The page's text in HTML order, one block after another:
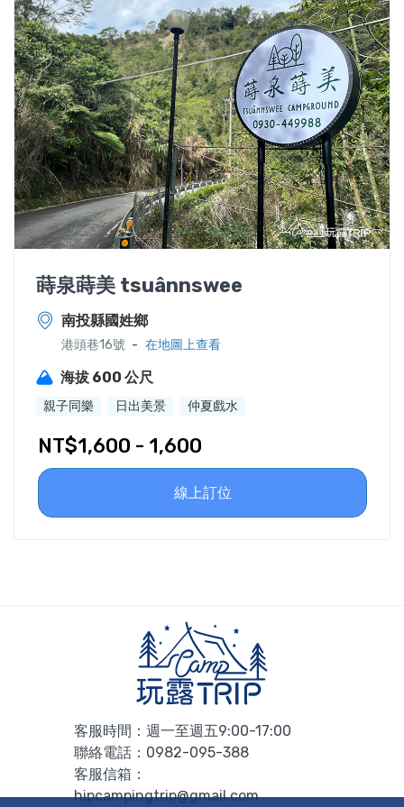
蒔泉蒔美 tsuânnswee
南投縣國姓鄉
港頭巷16號 - 在地圖上查看
海拔 600 公尺
親子同樂 日出美景 仲夏戲水
NT$1,600 - 1,600
線上訂位
客服時間：週一至週五9:00-17:00
聯絡電話： 0982-095-388
客服信箱：
hipcampingtrip@gmail.com